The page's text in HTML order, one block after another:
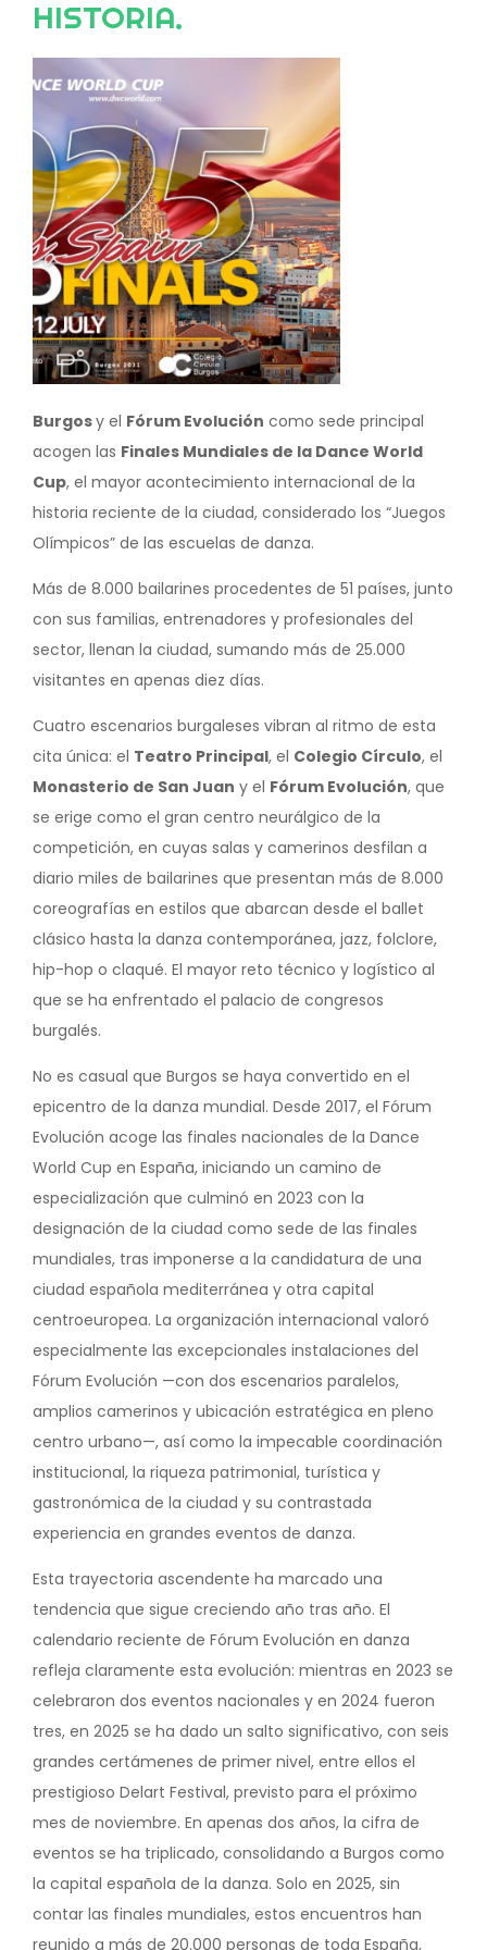
HISTORIA.
Burgosy el Fórum Evolución como sede principal
acogen las Finales Mundiales de la Dance World
Cup, el mayor acontecimiento internacional de la
historia reciente de la ciudad, considerado los “Juegos
Olímpicos” de las escuelas de danza.
Más de 8.000 bailarines procedentes de 51 países, junto
con sus familias, entrenadores y profesionales del
sector, llenan la ciudad, sumando más de 25.000
visitantes en apenas diez días.
Cuatro escenarios burgaleses vibran al ritmo de esta
cita única: el Teatro Principal, el Colegio Círculo, el
Monasterio de San Juan y el Fórum Evolución, que
se erige como el gran centro neurálgico de la
competición, en cuyas salas y camerinos desfilan a
diario miles de bailarines que presentan más de 8.000
coreografías en estilos que abarcan desde el ballet
clásico hasta la danza contemporánea, jazz, folclore,
hip-hop o claqué. El mayor reto técnico y logístico al
que se ha enfrentado el palacio de congresos
burgalés.
No es casual que Burgos se haya convertido en el
epicentro de la danza mundial. Desde 2017, el Fórum
Evolución acoge las finales nacionales de la Dance
World Cup en España, iniciando un camino de
especialización que culminó en 2023 con la
designación de la ciudad como sede de las finales
mundiales, tras imponerse a la candidatura de una
ciudad española mediterránea y otra capital
centroeuropea. La organización internacional valoró
especialmente las excepcionales instalaciones del
Fórum Evolución —con dos escenarios paralelos,
amplios camerinos y ubicación estratégica en pleno
centro urbano—, así como la impecable coordinación
institucional, la riqueza patrimonial, turística y
gastronómica de la ciudad y su contrastada
experiencia en grandes eventos de danza.
Esta trayectoria ascendente ha marcado una
tendencia que sigue creciendo año tras año. El
calendario reciente de Fórum Evolución en danza
refleja claramente esta evolución: mientras en 2023 se
celebraron dos eventos nacionales y en 2024 fueron
tres, en 2025 se ha dado un salto significativo, con seis
grandes certámenes de primer nivel, entre ellos el
prestigioso Delart Festival, previsto para el próximo
mes de noviembre. En apenas dos años, la cifra de
eventos se ha triplicado, consolidando a Burgos como
la capital española de la danza. Solo en 2025, sin
contar las finales mundiales, estos encuentros han
reunido a más de 20.000 personas de toda España,